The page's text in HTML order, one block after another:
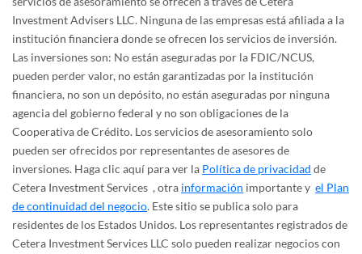
Investment Advisers LLC. Ninguna de las empresas está afiliada a la
institución financiera donde se ofrecen los servicios de inversión.
Las inversiones son: No están aseguradas por la FDIC/NCUS,
pueden perder valor, no están garantizadas por la institución
financiera, no son un depósito, no están aseguradas por ninguna
agencia del gobierno federal y no son obligaciones de la
Cooperativa de Crédito. Los servicios de asesoramiento solo
pueden ser ofrecidos por representantes de asesores de
inversiones. Haga clic aquí para ver la Política de privacidad de
Cetera Investment Services , otra información importante y el Plan
de continuidad del negocio. Este sitio se publica solo para
residentes de los Estados Unidos. Los representantes registrados de
Cetera Investment Services LLC solo pueden realizar negocios con